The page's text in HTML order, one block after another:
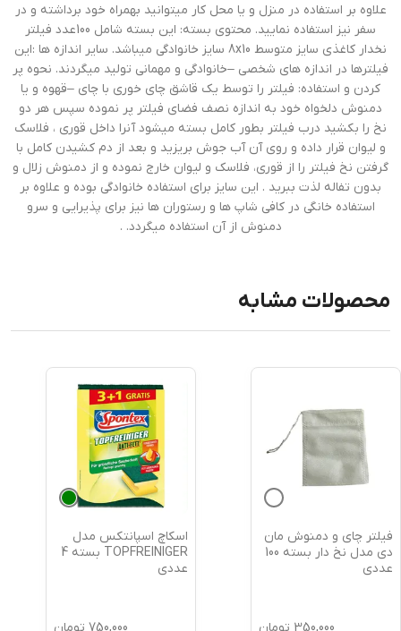
علاوه بر استفاده در منزل و یا محل کار میتوانید بهمراه خود برداشته و در
سفر نیز استفاده نمایید. محتوی بسته: این بسته شامل 100عدد فیلتر
نخدار کاغذی سایز متوسط 8x10 سایز خانوادگی میباشد. سایر اندازه ها :این
فیلترها در اندازه های شخصی –خانوادگی و مهمانی تولید میگردند. نحوه پر
کردن و استفاده: فیلتر را توسط یک قاشق چای خوری با چای –قهوه و یا
دمنوش دلخواه خود به اندازه نصف فضای فیلتر پر نموده سپس هر دو
نخ را بکشید درب فیلتر بطور کامل بسته میشود آنرا داخل قوری ، فلاسک
و لیوان قرار داده و روی آن آب جوش بریزید و بعد از دم کشیدن کامل با
گرفتن نخ فیلتر را از قوری، فلاسک و لیوان خارج نموده و از دمنوش زلال و
بدون تفاله لذت ببرید . این سایز برای استفاده خانوادگی بوده و علاوه بر
استفاده خانگی در کافی شاپ ها و رستوران ها نیز برای پذیرایی و سرو
دمنوش از آن استفاده میگردد. .
محصولات مشابه
فیلتر چای و دمنوش مان
دی مدل نخ دار بسته 100
عددی
اسکاچ اسپانتکس مدل
TOPFREINIGER بسته 4
عددی